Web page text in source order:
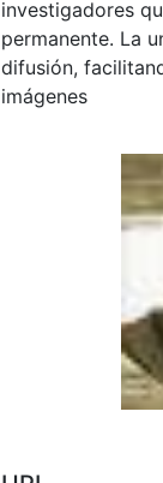
investigadores
permanente. La
difusión,
imágenes